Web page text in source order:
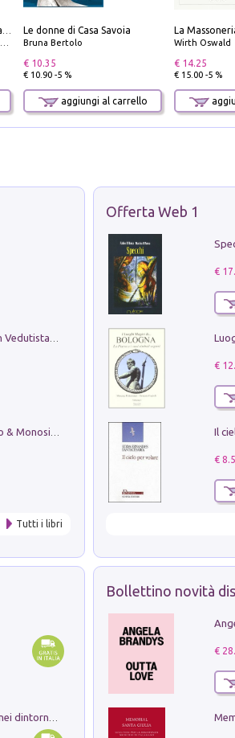
Le donne di Casa Savoia
Bruna Bertolo
€ 10.35
€ 10.90 -5 %
aggiungi al carrello
Wirth Oswald
€ 14.25
€ 15.00 -5 %
Tutti i libri
Offerta Web 1
€
€
Il
€
Bollettino novità
€